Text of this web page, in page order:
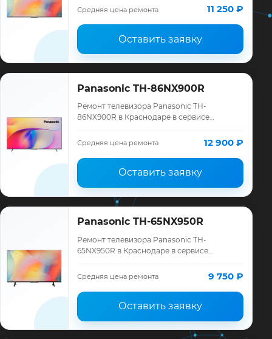
Panasonic, смета до ремонта, запчасти и
гарантия до 12 мес…
Средняя цена ремонта 11 250 ₽
Оставить заявку
Panasonic TH-86NX900R
Ремонт телевизора Panasonic TH-
86NX900R в Краснодаре в сервисе
Panasonic, смета до ремонта, запчасти и
Средняя цена ремонта 12 900 ₽
Оставить заявку
Panasonic TH-65NX950R
Ремонт телевизора Panasonic TH-
65NX950R в Краснодаре в сервисе
Panasonic, смета до ремонта, запчасти и
гарантия до 12 мес…
Средняя цена ремонта 9 750 ₽
Оставить заявку